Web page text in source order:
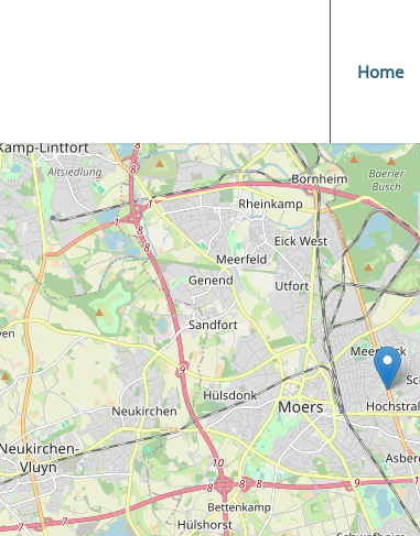
Home